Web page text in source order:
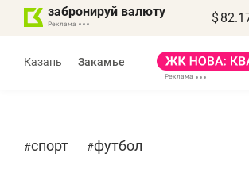
забронируй валюту $
Казань Закамье
#спорт #футбол